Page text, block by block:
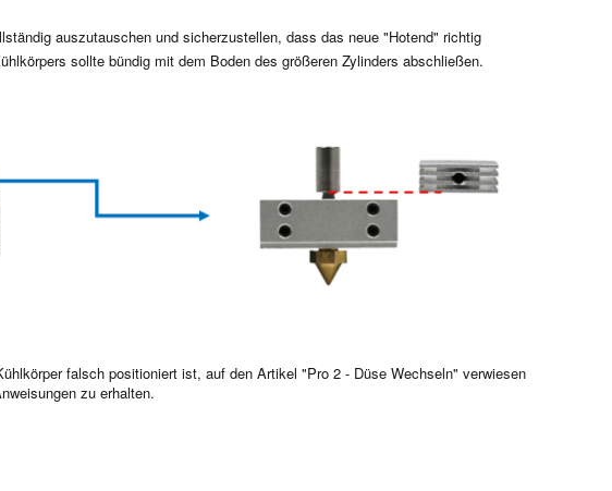
auszutauschen und sicherzustellen, dass das neue "Hotend" richtig
sollte bündig mit dem Boden des größeren Zylinders abschließen.
falsch positioniert ist, auf den Artikel "Pro 2 - Düse Wechseln" verwiesen
zu erhalten.